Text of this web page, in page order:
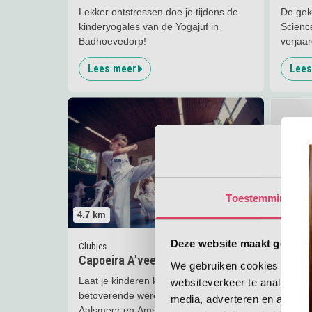
Toestemming
Deze website maakt
We gebruiken cookies om
websiteverkeer te
media, adverteren en
Lekker ontstressen doe je tijdens de
kinderyogales van de Yogajuf in
Badhoevedorp!
Lees meer
De
4.7 km
Clubjes
Capoeira A'veen & Aalsmeer
Laat je kinderen kennismaken met de
betoverende wereld van capoeira in
Lees meer Capoeira A'veen &amp; Aalsmeer
4.7
Eropuit